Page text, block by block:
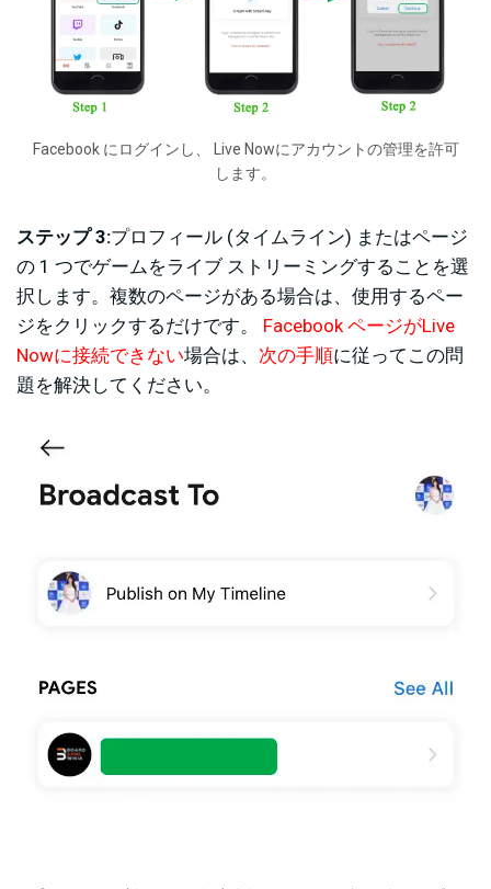
Facebook にログインし、 Live Nowにアカウントの管理を許可
します。
ステップ 3:プロフィール (タイムライン) またはページ
の 1 つでゲームをライブ ストリーミングすることを選
択します。複数のページがある場合は、使用するペー
ジをクリックするだけです。 Facebook ページがLive
Nowに接続できない場合は、 次の手順に従ってこの問
題を解決してください。